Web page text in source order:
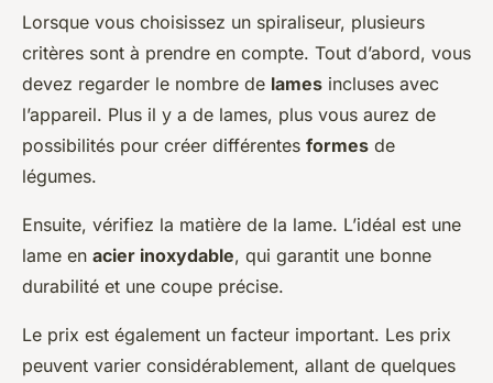
Lorsque vous choisissez un spiraliseur, plusieurs
critères sont à prendre en compte. Tout d’abord, vous
devez regarder le nombre de lames incluses avec
l’appareil. Plus il y a de lames, plus vous aurez de
possibilités pour créer différentes formes de
légumes.
Ensuite, vérifiez la matière de la lame. L’idéal est une
lame en acier inoxydable, qui garantit une bonne
durabilité et une coupe précise.
Le prix est également un facteur important. Les prix
peuvent varier considérablement, allant de quelques